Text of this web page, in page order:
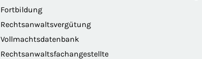
Fortbildung
Rechtsanwaltsvergütung
Vollmachtsdatenbank
Rechtsanwaltsfachangestellte